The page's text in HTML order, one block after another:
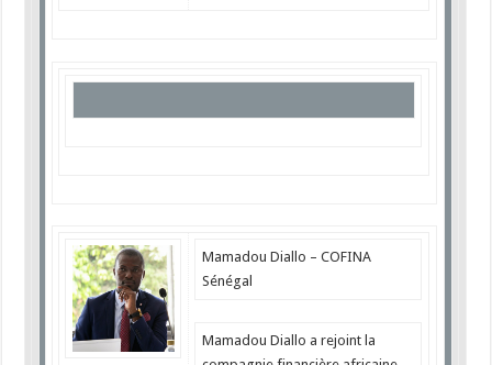
Mamadou Diallo – COFINA
Sénégal
Mamadou Diallo a rejoint la